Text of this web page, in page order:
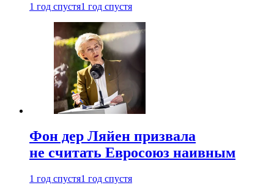
1 год спустя1 год спустя
Фон дер Ляйен призвала
не считать Евросоюз наивным
1 год спустя1 год спустя